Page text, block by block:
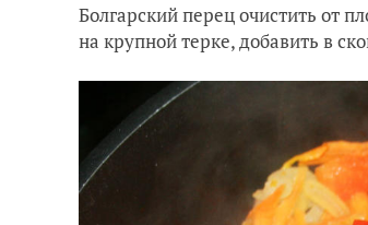
Болгарский перец очистить от
на крупной терке, добавить в